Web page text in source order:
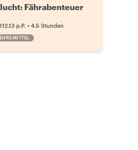
Fährabenteuer
p.P. • 4.5 Stunden